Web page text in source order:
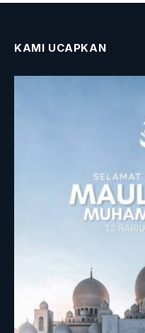
KAMI UCAPKAN